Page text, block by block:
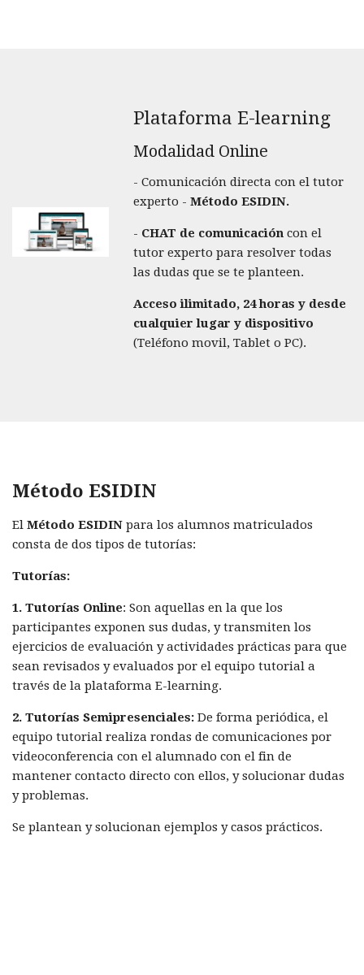
Plataforma E-learning
Modalidad Online
- Comunicación directa con el tutor
experto -Método ESIDIN.
- CHAT de comunicacióncon el
tutor experto para resolver todas
las dudas que se te planteen.
Acceso ilimitado, 24 horas y desde
cualquier lugar y dispositivo
(Teléfono movil, Tablet o PC).
Método ESIDIN
El Método ESIDIN para los alumnos matriculados
consta de dos tipos de tutorías:
Tutorías:
1. Tutorías Online: Son aquellas en la que los
participantes exponen sus dudas, y transmiten los
ejercicios de evaluación y actividades prácticas para que
sean revisados y evaluados por el equipo tutorial a
través de la plataforma E-learning.
2. Tutorías Semipresenciales: De forma periódica, el
equipo tutorial realiza rondas de comunicaciones por
videoconferencia con el alumnado con el fin de
mantener contacto directo con ellos, y solucionar dudas
y problemas.
Se plantean y solucionan ejemplos y casos prácticos.